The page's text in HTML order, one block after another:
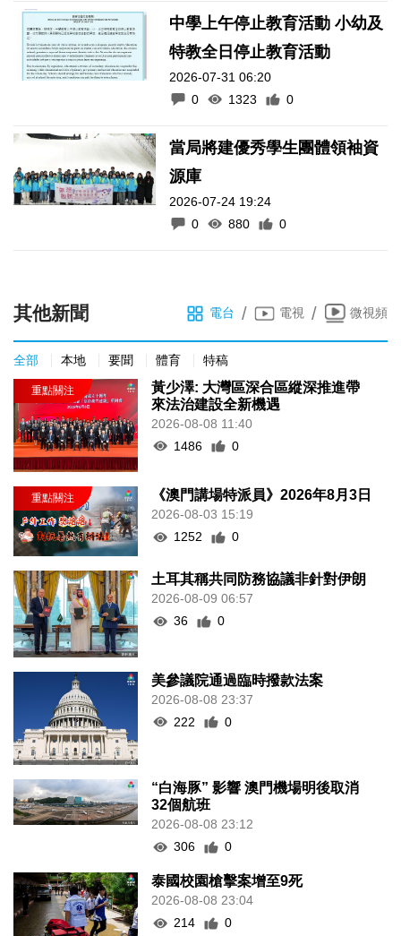
中學上午停止教育活動 小幼及
特教全日停止教育活動
2026-07-31 06:20
0
1323 0
當局將建優秀學生團體領袖資
源庫
2026-07-24 19:24
0
880 0
其他新聞 電台 / 電視 / 微視頻
全部 本地 要聞 體育 特稿
黃少澤: 大灣區深合區縱深推進帶
來法治建設全新機遇
2026-08-08 11:40
1486
0
《澳門講場特派員》2026年8月3日
2026-08-03 15:19
1252
0
土耳其稱共同防務協議非針對伊朗
2026-08-09 06:57
36
0
美參議院通過臨時撥款法案
2026-08-08 23:37
222
0
“白海豚” 影響 澳門機場明後取消
32個航班
2026-08-08 23:12
306
0
泰國校園槍擊案增至9死
2026-08-08 23:04
214
0